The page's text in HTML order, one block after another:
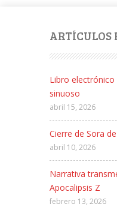
ARTÍCULOS
Libro
sinuoso
abril 15, 2026
Cierre de Sora
abril 10, 2026
Narrativa
Apocalipsis Z
febrero 13, 2026